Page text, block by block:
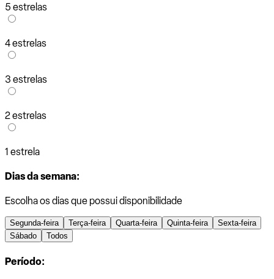
5 estrelas
4 estrelas
3 estrelas
2 estrelas
1 estrela
Dias da semana:
Escolha os dias que possui disponibilidade
Segunda-feira Terça-feira Quarta-feira Quinta-feira
Sexta-feira
Sábado
Todos
Período: